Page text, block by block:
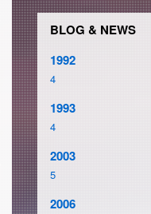
BLOG & NEWS
1992
4
1993
4
2003
5
2006